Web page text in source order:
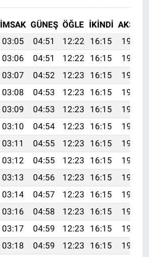
İMSAK GÜNEŞ ÖĞLE İKINDI AKŞAM
03:05 04:51 12:22 16:15
19:44
03:06 04:51 12:22 16:15
19:44
03:07 04:52 12:23 16:15
19:43
03:08 04:53 12:23 16:15
19:43
03:09 04:53 12:23 16:15
19:42
03:10 04:54 12:23 16:15
19:42
03:11 04:55 12:23 16:15
19:41
03:12 04:55 12:23 16:15
19:41
03:13 04:56 12:23 16:15
19:40
03:14 04:57 12:23 16:15
19:40
03:16 04:58 12:23 16:15
19:39
03:17 04:59 12:23 16:15
19:38
03:18 04:59 12:23 16:15
19:38